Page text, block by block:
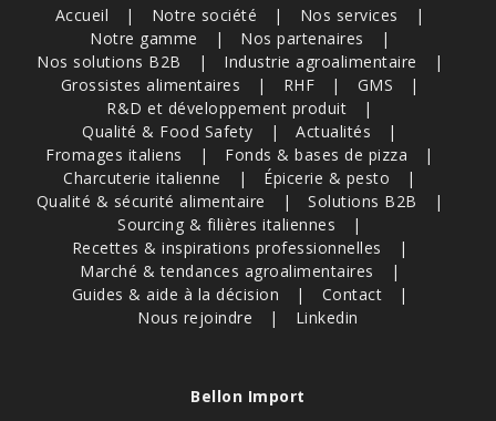
Accueil Notre société
Nos services
Notre gamme
Nos partenaires
Nos solutions B2B
Industrie agroalimentaire
Grossistes alimentaires
RHF
GMS
R&D et développement produit
Qualité & Food Safety
Actualités
Fromages italiens
Fonds & bases de pizza
Charcuterie italienne
Épicerie & pesto
Qualité & sécurité alimentaire
Solutions B2B
Sourcing & filières italiennes
Recettes & inspirations professionnelles
Marché & tendances agroalimentaires
Guides & aide à la décision
Contact
Nous rejoindre
Linkedin
Bellon Import